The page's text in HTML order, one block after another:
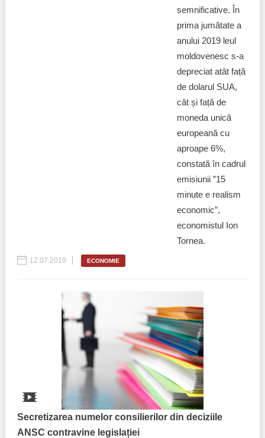
semnificative. În
prima jumătate a
anului 2019 leul
moldovenesc s-a
depreciat atât față
de dolarul SUA,
cât și față de
moneda unică
europeană cu
aproape 6%,
constată în cadrul
emisiunii ”15
minute e realism
economic”,
economistul Ion
Tornea.
12.07.2019 ECONOMIE
Secretizarea numelor consilierilor din deciziile
ANSC contravine legislației